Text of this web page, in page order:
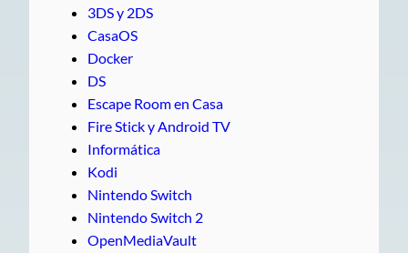
3DS y 2DS
CasaOS
Docker
DS
Escape Room en Casa
Fire Stick y Android TV
Informática
Kodi
Nintendo Switch
Nintendo Switch 2
OpenMediaVault